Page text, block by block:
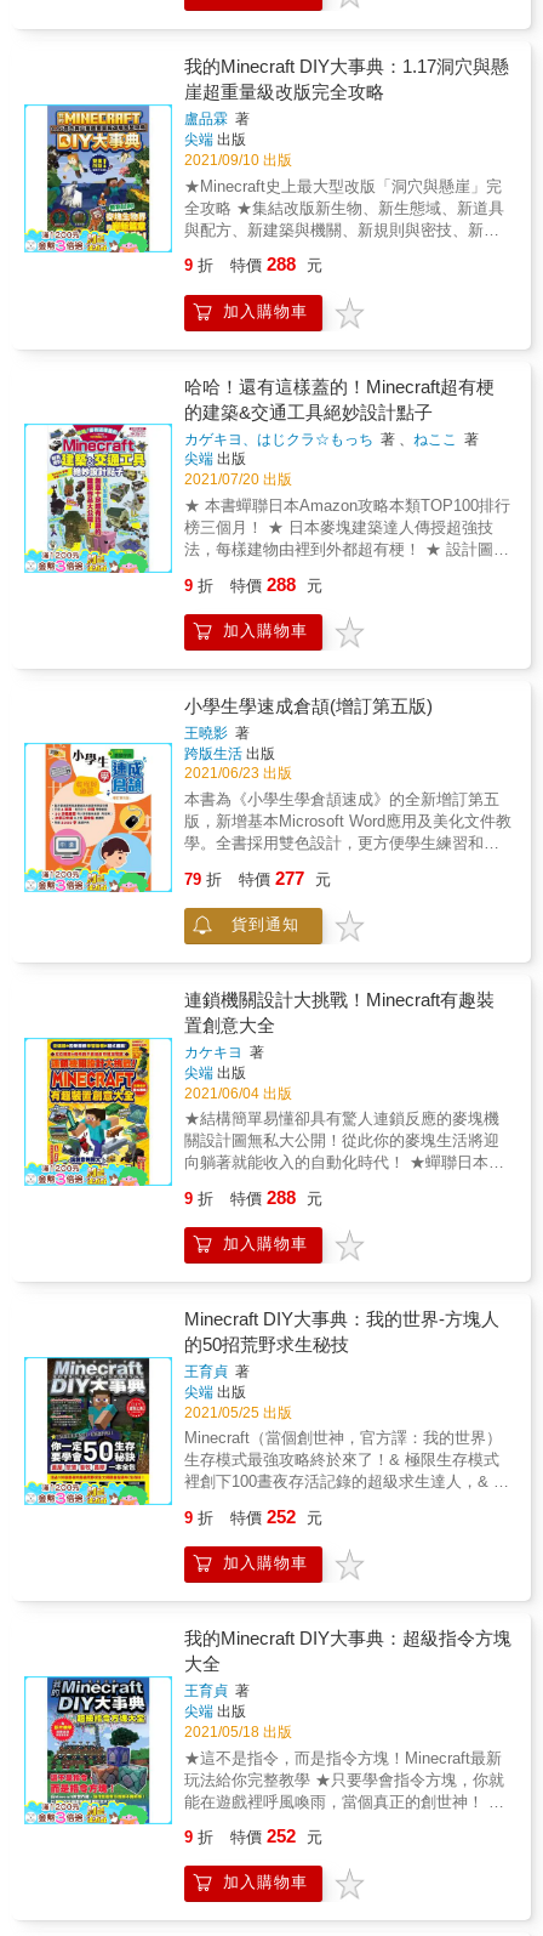
Minecraft所能帶來的創造、應變、邏輯的各種
成效。
好幾個指令方塊才能做出的原創效果，本書將
會帶玩家由淺入深理解基岩版指令。 2. 覺得喚
魔者的技能很炫嗎？那就偷來用吧！尖刺魔法
的指令大公開！ 3. 不只是遊戲中的怪物技能，
還可以進行原創！把經典遊戲人物的攻擊技能
在Minecraft的世界中還原出來！ 4. 動漫中的立
體機動裝置超炫砲，想不想在遊戲中也體驗這
種獨特的移動方式呢？跟著步驟中的指令就能
做出來哦！ 5. 是不是覺得垃圾桶這種東西太落
後了呢？那就來點先進科技吧！在遊戲中做出
特色 & 本書收集基岩版的指令與指令方塊應用
密技，介紹能讓角色平常根本做不出來的建
築，根本不可能看到的稀有方塊，最強武器與
點問題都沒就這麼簡單做出來，擁有這本神奇
天書，你在Minecraft基岩版裡面就可以完全不
講武德，連終界龍都要讓你三分！
我的Minecraft DIY大事典：1.17洞穴與懸
崖超重量級改版完全攻略
盧品霖 著
尖端 出版
2021/09/10 出版
★Minecraft史上最大型改版「洞穴與懸崖」完
全攻略 ★集結改版新生物、新生態域、新道具
與配方、新建築與機關、新規則與密技、新地
了解改版內容的玩家絕不能錯過！ 這次
Minecraft「洞穴與懸崖」改版，因為著重在玩
家冒險時數最多的洞穴區域的更新，導致新生
分成兩次更新，才能把全部內容更新完成。 本
書將網羅兩次大更新的全部改版情報，除介紹
改版項目外，還進一步的教導玩家要如何探索
新區域、如何利用新方塊應用在建築上等應用
內容，讓玩家充分感受到這次改版所能帶來的
新道具剖析 ★新方塊的功能測試與應用 ★怪異
的新型紅石元件登場 ★結合粉雪與指令的小遊
戲 ★網羅各種新密技
9 折 特價 288 元
加入購物車
哈哈！還有這樣蓋的！Minecraft超有梗
的建築&交通工具絕妙設計點子
カゲキヨ、はじクラ☆もっち 著 、ねここ
著
尖端 出版
2021/07/20 出版
★ 本書蟬聯日本Amazon攻略本類TOP100排行
榜三個月！ ★ 日本麥塊建築達人傳授超強技
法，每樣建物由裡到外都超有梗！ ★ 設計圖、
書邀請到日本Minecraft建築達人團隊 為大家講
解各種從裝潢機關到美觀設計， 由裡到外都充
滿有趣點子的建築物和交通工具。 以下超有
夢幻童話樹屋 超消暑！可住進水果裡!鮮嫩多汁
的鳳梨屋 有雙層貨物台的運豬車 超可愛！遠眺
景觀絕佳的咕咕雞屋 原來可從四隻腳進去的豬
豬屋 & 書內將建物的每一層切面都附上平面
圖， 每一個步驟也都附上3D透視圖供讀者參
考， 讀者只要照著步驟做，再比對平面圖， 這
些達人級作品你也可以輕易蓋成功喔！ &
9 折 特價 288 元
加入購物車
小學生學速成倉頡(增訂第五版)
王曉影 著
跨版生活 出版
2021/06/23 出版
本書為《小學生學倉頡速成》的全新增訂第五
版，新增基本Microsoft Word應用及美化文件教
學。全書採用雙色設計，更方便學生練習和使
將和我們不會用筆寫字一樣的不方便。因此，
教統局已在多年前將中文輸入法列為小學生要
掌握的資訊科技學習目標之一。(教育局鼓勵中
一階段要求學生運用軟件繪圖及使用手寫識別
裝置，輸入中文字；而第二階段單元五電腦認
知課程則希望強化學生的文字處理能力。學生
需要認識不同中文輸入法，並能透過鍵盤輸入
中文字。)各位家長如要孩子學習快人一步，就
應盡早教他們學會中文輸入法！本書由練習打
字開始，教導小學生學會兩種本港最普及的中
文輸入法：速成及倉頡全書分為4星期教程，配
合30多篇練習和小測考，每天練習約1小時，幫
助小學生學會和熟習速成或倉頡輸入法雙色設
頡小字典」方便學生查閱
79 折 特價 277 元
貨到通知
連鎖機關設計大挑戰！Minecraft有趣裝
置創意大全
カケキヨ 著
尖端 出版
2021/06/04 出版
★結構簡單易懂卻具有驚人連鎖反應的麥塊機
關設計圖無私大公開！從此你的麥塊生活將迎
向躺著就能收入的自動化時代！ ★蟬聯日本
獲得學術、教育界人士推薦，特此感謝： //中
華民國空間設計學會榮譽理事長/盧圓華先生 //
台南崇學國小/張琬翔老師 //花蓮西林國小/李政
方塊， 設計出16個巧奪天工的連鎖機關。 玩家
只要按一個鍵開啟訊號，後續層層機關便會接
著連鎖反應， 讓你幾乎甚麼都不用做，在安全
屋裡躺著就能收到數十倍的成果！ & 藉由本書
的圖解教學，讀者在體驗Minecraft遊戲的同
判斷=&gt;反應」程式設計的基礎邏輯， 完成作
品後更能進一步建立起信心，觸發更具創意的
點子，做出規模更大，屬於自己風格的麥塊作
品。 &
9 折 特價 288 元
加入購物車
Minecraft DIY大事典：我的世界-方塊人
的50招荒野求生秘技
王育貞 著
尖端 出版
2021/05/25 出版
Minecraft（當個創世神，官方譯：我的世界）
生存模式最強攻略終於來了！& 極限生存模式
裡創下100晝夜存活記錄的超級求生達人，& 親
Minecraft：完全實踐寓教於樂的遊戲& 本遊戲
名列PC史上最熱賣的15款遊戲之一，玩家年齡
層遍布很廣：& 小朋友可以玩它「電子樂高」
分，增進空間邏輯推演力，日後出社會非常受
用；& 電腦工程師可以玩它「輔助插件」的部
分，開發出各式各樣好用的輔助插件供人運
用。& 這款遊戲連麻省理工學院教授都推薦，
被全球一千多間學校列為指定教材！& & ◎為
什麼玩遊戲要求生？& 「生存模式」是
Minecraft裡面的一個玩法，玩家會進入一個隨
機世界開始冒險旅程。& 一開始什麼東西都沒
有，只能靠自己到處收集材料組合必須用品。&
到了晚上，殭屍開始出現，會主動找玩家攻
避場所，找出火源是冒險的第一步。& 生存模
式可以訓練玩家危機預防的能力，為了在遊戲
中生存，必須想辦法收集材料。& & 隨書附
9 折 特價 252 元
加入購物車
我的Minecraft DIY大事典：超級指令方塊
大全
王育貞 著
尖端 出版
2021/05/18 出版
★這不是指令，而是指令方塊！Minecraft最新
玩法給你完整教學 ★只要學會指令方塊，你就
能在遊戲裡呼風喚雨，當個真正的創世神！ &
所以雖然方便，但是卻不能和其它方塊連動。
現在新增的「指令方塊」，他具有指令的便利
性，同時也有方塊的特質， 使用指令方塊，你
9 折 特價 252 元
加入購物車